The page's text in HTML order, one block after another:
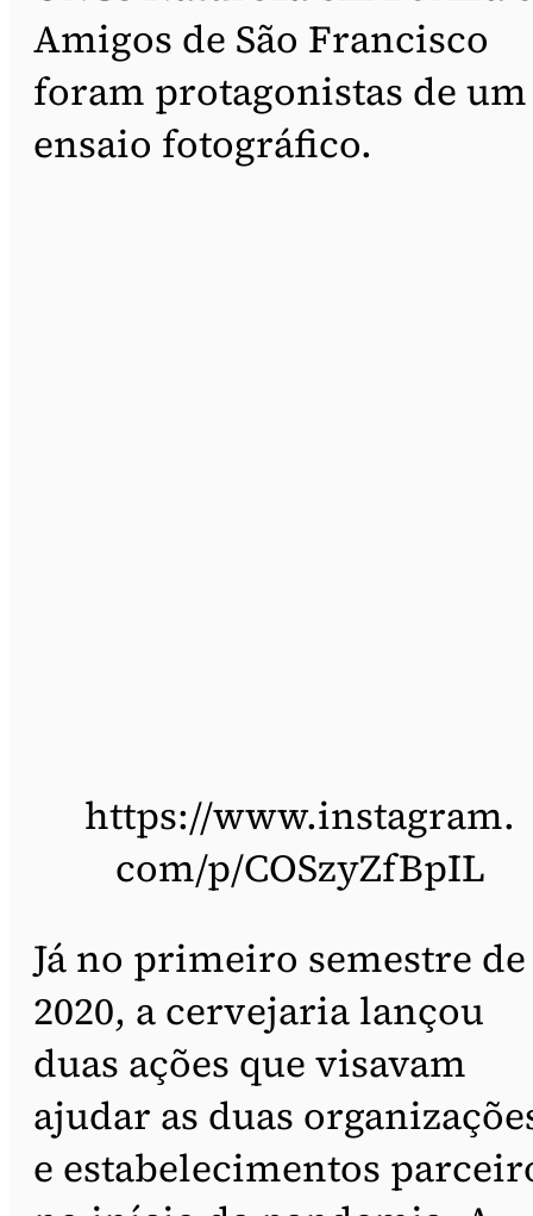
Amigos de São Francisco
foram protagonistas de um
ensaio fotográfico.
https://www.instagram.
com/p/COSzyZfBpIL
Já no primeiro semestre de
2020, a cervejaria lançou
duas ações que visavam
ajudar as duas
e estabelecimentos